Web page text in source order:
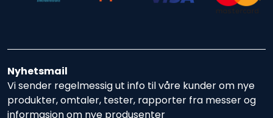
Nyhetsmail
Vi sender regelmessig ut info til våre kunder om nye
produkter, omtaler, tester, rapporter fra messer og
informasjon om nye produsenter